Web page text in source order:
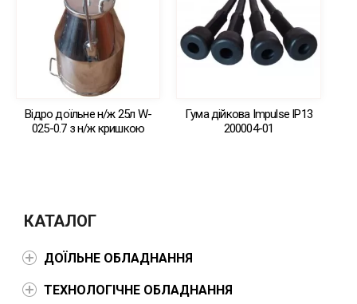
Відро доїльне н/ж 25л W-
025-0.7 з н/ж кришкою
Гума дійкова Impulse IP13
200004-01
КАТАЛОГ
ДОЇЛЬНЕ ОБЛАДНАННЯ
ТЕХНОЛОГІЧНЕ ОБЛАДНАННЯ